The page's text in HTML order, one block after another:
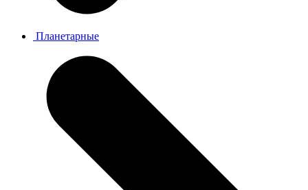
Планетарные